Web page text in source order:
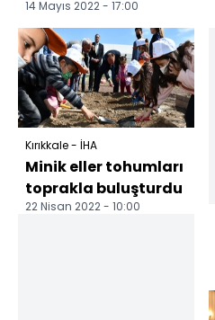
14 Mayıs 2022 - 17:00
Kırıkkale - İHA
Minik eller tohumları
toprakla buluşturdu
22 Nisan 2022 - 10:00